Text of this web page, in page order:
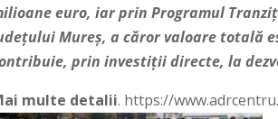
euro, iar prin Programul
Mureș, a căror valoare totală
prin investiții directe, la
multe detalii. https://